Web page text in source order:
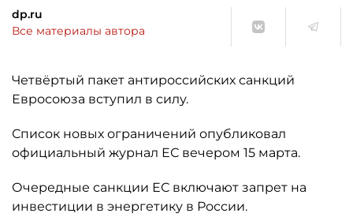
dp.ru
Все материалы автора
Четвёртый пакет антироссийских санкций
Евросоюза вступил в силу.
Список новых ограничений опубликовал
официальный журнал ЕС вечером 15 марта.
Очередные санкции ЕС включают запрет на
инвестиции в энергетику в России.